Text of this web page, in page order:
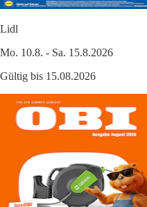
Lidl
Mo. 10.8. - Sa. 15.8.2026
Gültig bis 15.08.2026